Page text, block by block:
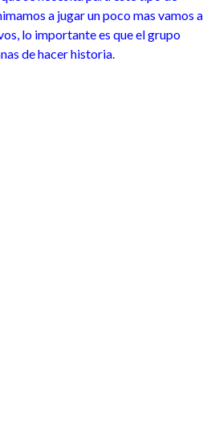
a jugar un poco mas vamos a
lo importante es que el grupo
de hacer historia.